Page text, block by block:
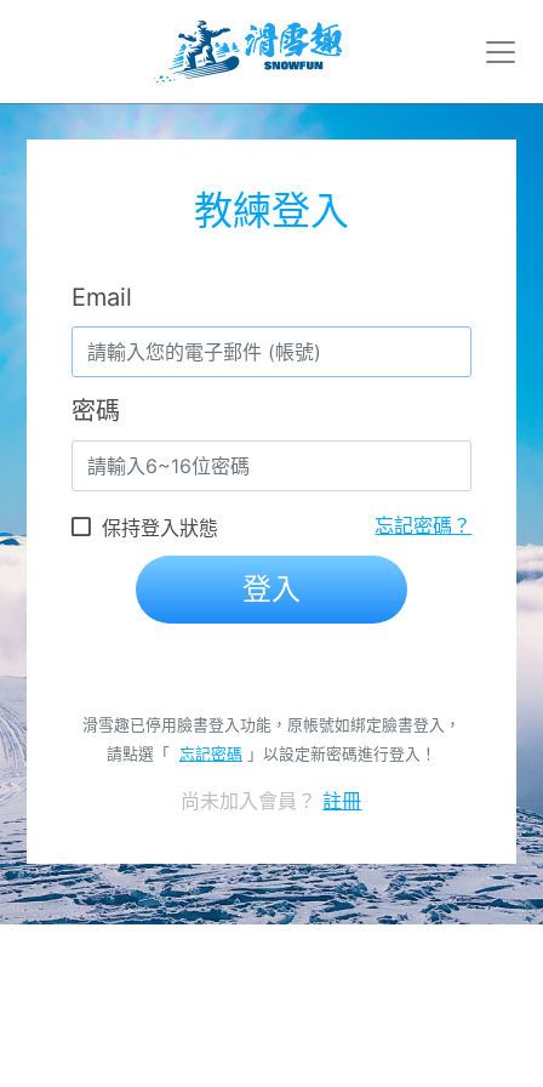
教練登入
Email
密碼
保持登入狀態 忘記密碼？
登入
滑雪趣已停用臉書登入功能，原帳號如綁定臉書登入，
請點選「
忘記密碼 」以設定新密碼進行登入！
尚未加入會員？註冊